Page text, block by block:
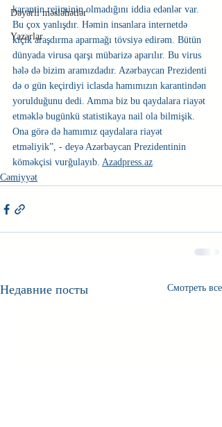
Dəyərli məsləhətlər
Yazarlar
karantin rejiminin olmadığını iddia edənlər var.
Bu çox yanlışdır. Həmin insanlara internetdə
kiçik araşdırma aparmağı tövsiyə edirəm. Bütün
dünyada virusa qarşı mübarizə aparılır. Bu virus
hələ də bizim aramızdadır. Azərbaycan Prezidenti
də o gün keçirdiyi iclasda hamımızın karantindən
yorulduğunu dedi. Amma biz bu qaydalara riayət
etməklə bugünkü statistikaya nail ola bilmişik.
Ona görə də hamımız qaydalara riayət
etməliyik”, - deyə Azərbaycan Prezidentinin
köməkçisi vurğulayıb. Azadpress.az
Cəmiyyət
Недавние посты Смотреть все